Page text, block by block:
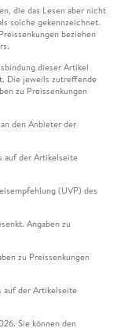
die das Lesen aber nicht
solche gekennzeichnet.
beziehen
dieser Artikel
Die jeweils zutreffende
zu Preissenkungen
den Anbieter der
auf der Artikelseite
(UVP) des
Angaben zu
zu Preissenkungen
auf der Artikelseite
Sie können den